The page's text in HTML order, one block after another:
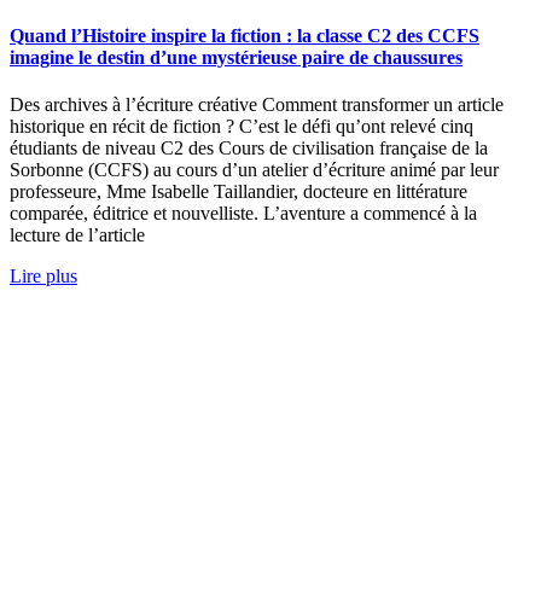
Quand l’Histoire inspire la fiction : la classe C2 des CCFS
imagine le destin d’une mystérieuse paire de chaussures
Des archives à l’écriture créative Comment transformer un article
historique en récit de fiction ? C’est le défi qu’ont relevé cinq
étudiants de niveau C2 des Cours de civilisation française de la
Sorbonne (CCFS) au cours d’un atelier d’écriture animé par leur
professeure, Mme Isabelle Taillandier, docteure en littérature
comparée, éditrice et nouvelliste. L’aventure a commencé à la
lecture de l’article
Lire plus